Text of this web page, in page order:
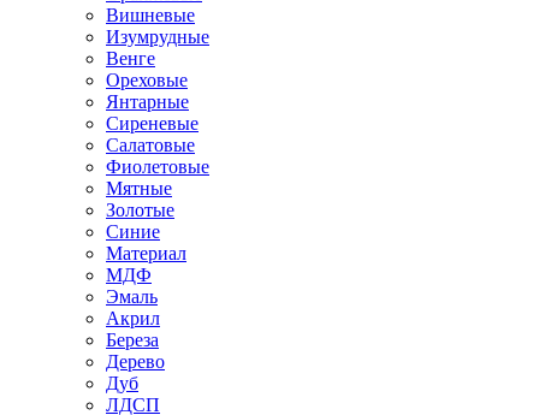
Вишневые
Изумрудные
Венге
Ореховые
Янтарные
Сиреневые
Салатовые
Фиолетовые
Мятные
Золотые
Синие
Материал
МДФ
Эмаль
Акрил
Береза
Дерево
Дуб
ЛДСП